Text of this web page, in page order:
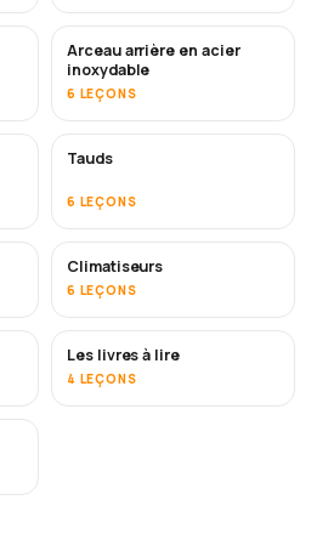
Arceau arrière en acier
inoxydable
6 LEÇONS
Tauds
6 LEÇONS
BIENTÔT
Climatiseurs
6 LEÇONS
BIENTÔT
Les livres à lire
4 LEÇONS